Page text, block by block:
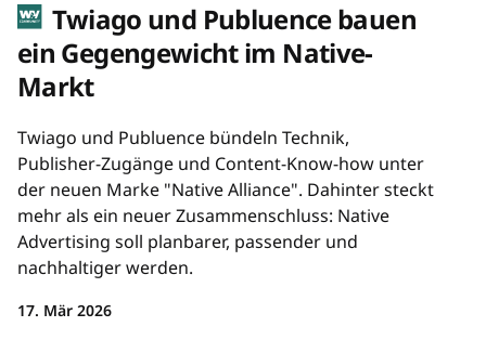
Twiago und Publuence bauen
ein Gegengewicht im Native-
Markt
Twiago und Publuence bündeln Technik,
Publisher-Zugänge und Content-Know-how unter
der neuen Marke "Native Alliance". Dahinter steckt
mehr als ein neuer Zusammenschluss: Native
Advertising soll planbarer, passender und
nachhaltiger werden.
17. Mär 2026